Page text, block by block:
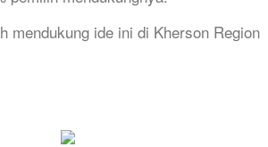
mendukung ide ini di Kherson Region